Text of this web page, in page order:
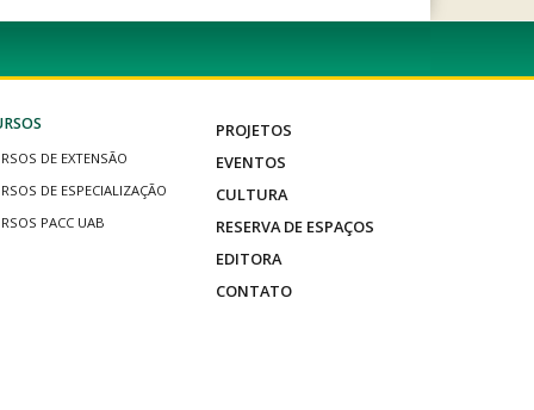
DE EXTENSÃO
DE ESPECIALIZAÇÃO
PACC UAB
PROJETOS
EVENTOS
CULTURA
RESERVA DE ESPAÇOS
EDITORA
CONTATO